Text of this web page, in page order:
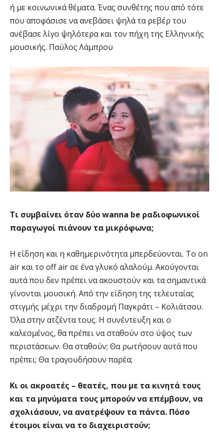
ή με κοινωνικά θέματα. Ένας συνθέτης που από τότε
που αποφάσισε να ανεβάσει ψηλά τα ρεβέρ του
ανέβασε λίγο ψηλότερα και τον πήχη της Ελληνικής
μουσικής. Παύλος Λάμπρου
Τι συμβαίνει όταν δύο wanna be ραδιοφωνικοί
παραγωγοί πιάνουν τα μικρόφωνα;
Η είδηση και η καθημερινότητα μπερδεύονται. Το on
air και το off air σε ένα γλυκό αλαλούμ. Ακούγονται
αυτά που δεν πρέπει να ακουστούν και τα σημαντικά
γίνονται μουσική. Από την είδηση της τελευταίας
στιγμής μέχρι την διαδρομή Παγκράτι – Κολιάτσου.
Όλα στην ατζέντα τους. Η συνέντευξη και ο
καλεσμένος, θα πρέπει να σταθούν στο ύψος των
περιστάσεων. Θα σταθούν; Θα ρωτήσουν αυτά που
πρέπει; Θα τραγουδήσουν παρέα;
Κι οι ακροατές – θεατές, που με τα κινητά τους
και τα μηνύματα τους μπορούν να επέμβουν, να
σχολιάσουν, να ανατρέψουν τα πάντα. Πόσο
έτοιμοι είναι να το διαχειριστούν;